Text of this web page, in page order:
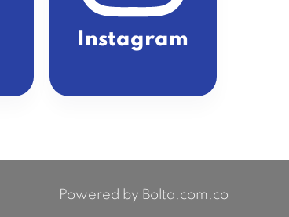
Instagram
Powered by Bolta.com.co